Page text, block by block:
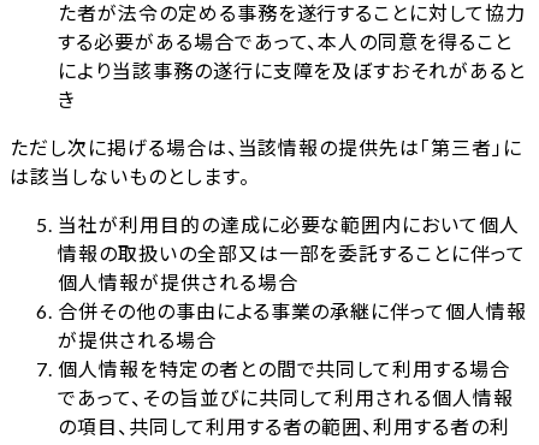
た者が法令の定める事務を遂行することに対して協力
する必要がある場合であって、本人の同意を得ること
により当該事務の遂行に支障を及ぼすおそれがあると
き
ただし次に掲げる場合は、当該情報の提供先は「第三者」に
は該当しないものとします。
当社が利用目的の達成に必要な範囲内において個人
情報の取扱いの全部又は一部を委託することに伴って
個人情報が提供される場合
合併その他の事由による事業の承継に伴って個人情報
が提供される場合
個人情報を特定の者との間で共同して利用する場合
であって、その旨並びに共同して利用される個人情報
の項目、共同して利用する者の範囲、利用する者の利